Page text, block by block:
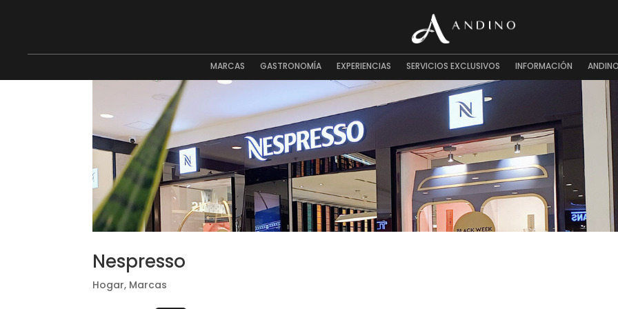
MARCAS GASTRONOMÍA EXPERIENCIAS SERVICIOS EXCLUSIVOS INFORMACIÓN
Nespresso
Hogar, Marcas